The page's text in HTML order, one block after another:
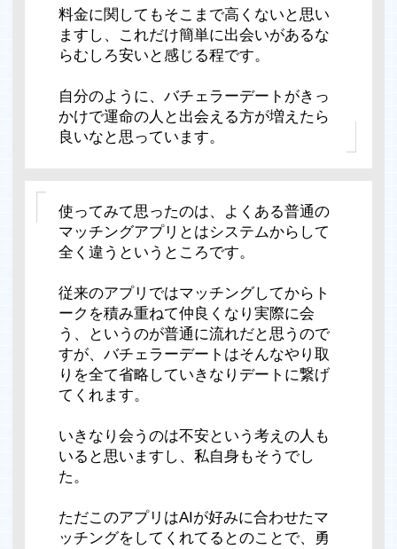
料金に関してもそこまで高くないと思い
ますし、これだけ簡単に出会いがあるな
らむしろ安いと感じる程です。
自分のように、バチェラーデートがきっ
かけで運命の人と出会える方が増えたら
良いなと思っています。
使ってみて思ったのは、よくある普通の
マッチングアプリとはシステムからして
全く違うというところです。
従来のアプリではマッチングしてからト
ークを積み重ねて仲良くなり実際に会
う、というのが普通に流れだと思うので
すが、バチェラーデートはそんなやり取
りを全て省略していきなりデートに繋げ
てくれます。
いきなり会うのは不安という考えの人も
いると思いますし、私自身もそうでし
た。
ただこのアプリはAIが好みに合わせたマ
ッチングをしてくれてるとのことで、勇